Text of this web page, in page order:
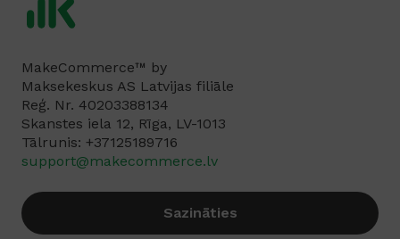
MakeCommerce™ by
Maksekeskus AS Latvijas filiāle
Reģ. Nr. 40203388134
Skanstes iela 12, Rīga, LV-1013
Tālrunis: +37125189716‬
support@makecommerce.lv
Sazināties